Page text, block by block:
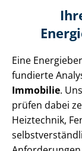
Eine
fundierte
Immobilie.
prüfen dabei
Heiztechnik,